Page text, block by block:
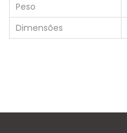
Peso
Dimensões